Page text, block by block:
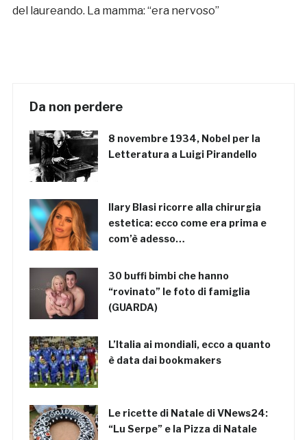
del laureando. La mamma: “era nervoso”
Da non perdere
8 novembre 1934, Nobel per la
Letteratura a Luigi Pirandello
Ilary Blasi ricorre alla chirurgia
estetica: ecco come era prima e
com’è adesso…
30 buffi bimbi che hanno
“rovinato” le foto di famiglia
(GUARDA)
L’Italia ai mondiali, ecco a quanto
è data dai bookmakers
Le ricette di Natale di VNews24:
“Lu Serpe” e la Pizza di Natale